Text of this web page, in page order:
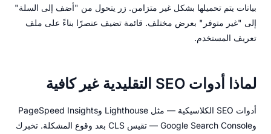
بيانات يتم تحميلها بشكل غير متزامن. زر يتحول من "أضف إلى السلة"
إلى "غير متوفر" بعرض مختلف. قائمة تضيف عنصرًا بناءً على ملف
تعريف المستخدم.
لماذا أدوات SEO التقليدية غير كافية
أدوات SEO الكلاسيكية — مثل Lighthouse وPageSpeed Insights
وGoogle Search Console — تقيس CLS بعد وقوع المشكلة. تخبرك